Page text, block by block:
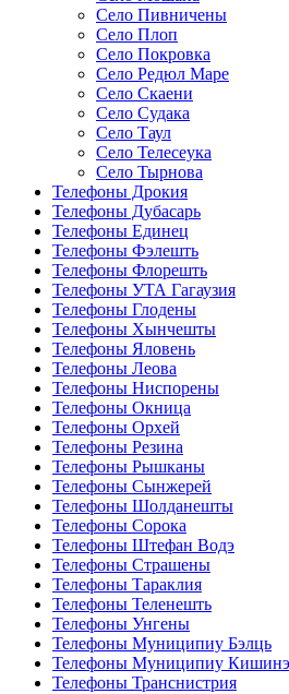
Село Пивничены
Село Плоп
Село Покровка
Село Редюл Маре
Село Скаени
Село Судака
Село Таул
Село Телесеука
Село Тырнова
Телефоны Дрокия
Телефоны Дубасарь
Телефоны Единец
Телефоны Фэлешть
Телефоны Флорешть
Телефоны УТА Гагаузия
Телефоны Глодены
Телефоны Хынчешты
Телефоны Яловень
Телефоны Леова
Телефоны Ниспорены
Телефоны Окница
Телефоны Орхей
Телефоны Резина
Телефоны Рышканы
Телефоны Сынжерей
Телефоны Шолданешты
Телефоны Сорока
Телефоны Штефан Водэ
Телефоны Страшены
Телефоны Тараклия
Телефоны Теленешть
Телефоны Унгены
Телефоны Муниципиу Бэлць
Телефоны Муниципиу
Телефоны Транснистрия